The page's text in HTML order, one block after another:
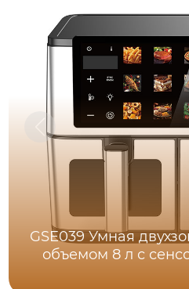
GSE039 Умная
объемом 8 л с